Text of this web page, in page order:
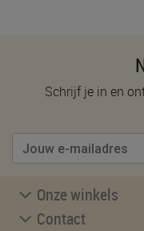
Schrijf je in en
Onze winkels
Contact